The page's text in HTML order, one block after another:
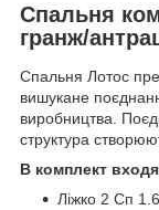
Спальня
гранж/
Спальня Лотос
вишукане
виробництва.
структура
В комплект
Ліжко 2 Cп